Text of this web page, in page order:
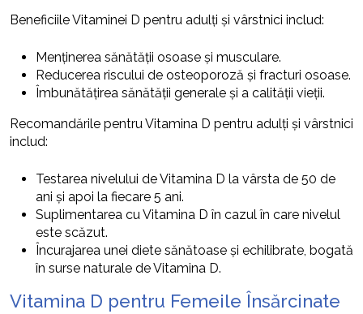
Beneficiile Vitaminei D pentru adulți și vârstnici includ:
Menținerea sănătății osoase și musculare.
Reducerea riscului de osteoporoză și fracturi osoase.
Îmbunătățirea sănătății generale și a calității vieții.
Recomandările pentru Vitamina D pentru adulți și vârstnici
includ:
Testarea nivelului de Vitamina D la vârsta de 50 de
ani și apoi la fiecare 5 ani.
Suplimentarea cu Vitamina D în cazul în care nivelul
este scăzut.
Încurajarea unei diete sănătoase și echilibrate, bogată
în surse naturale de Vitamina D.
Vitamina D pentru Femeile Însărcinate